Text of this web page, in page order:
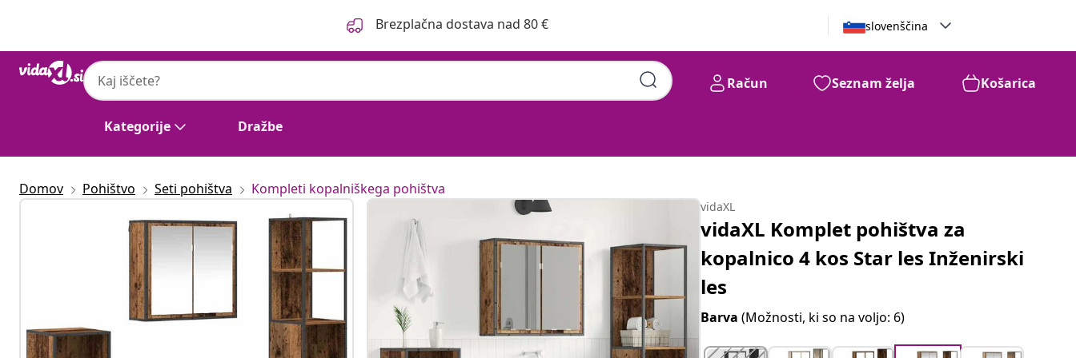
Brezplačna dostava nad 80 € slovenščina
Kategorije Dražbe
Račun Seznam želja Košarica
Domov Pohištvo Seti pohištva Kompleti kopalniškega pohištva
vidaXL
vidaXL Komplet pohištva za
kopalnico 4 kos Star les Inženirski
les
Barva(Možnosti, ki so na voljo: 6)